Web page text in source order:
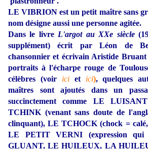
LE VIBRION est un petit maître sans
nom désigne aussi une personne agitée.
Dans le livre L'argot au XXe siècle
supplément) écrit par Léon de
chansonnier et écrivain Aristide Bruant
portraits à l'écharpe rouge de
célèbres (voir
ici et ici), quelques
maîtres sont ajoutés dans un
succinctement comme LE
TCHINK (venant sans doute de
clinquant), LE TCHOCK (chock =
LE PETIT VERNI (expression qui
GLUANT, LE HUILEUX, LA